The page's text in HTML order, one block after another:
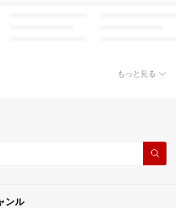
もっと見る
ンル